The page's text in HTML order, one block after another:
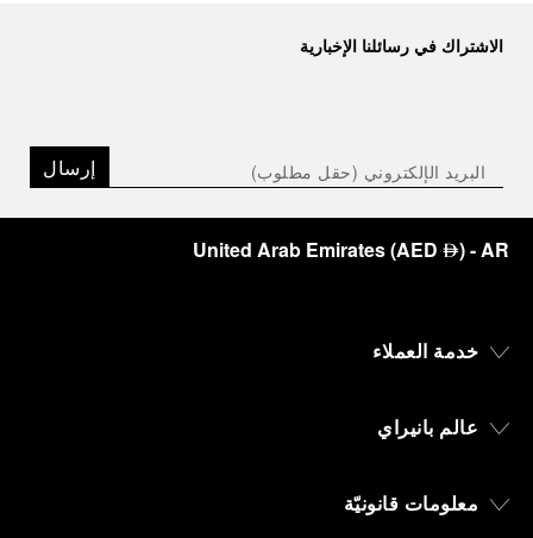
الاشتراك في رسائلنا الإخبارية
إرسال
United Arab Emirates(AED ⃃)- AR
خدمة العملاء
عالم بانيراي
معلومات قانونيّة